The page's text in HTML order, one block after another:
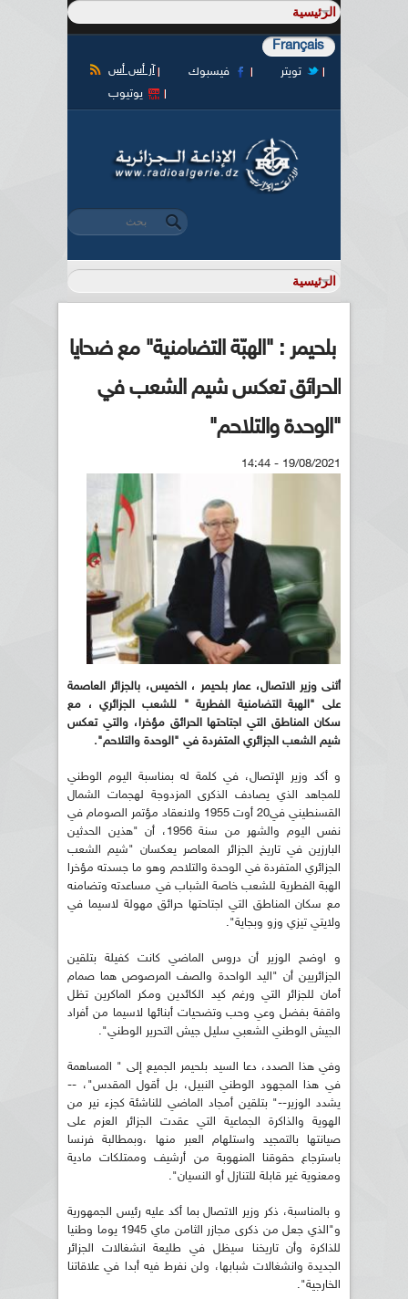
Français
آر أس أس فيسبوك
تويتر
يوتيوب
استمارة البحث
‏بحث ‏
بلحيمر : "الهبّة التضامنية" مع ضحايا
الحرائق تعكس شيم الشعب في
"الوحدة والتلاحم"
19/08/2021 - 14:44
أثنى وزير الاتصال، عمار بلحيمر ، الخميس، بالجزائر العاصمة
على "الهبة التضامنية الفطرية " للشعب الجزائري ، مع
سكان المناطق التي اجتاحتها الحرائق مؤخرا، والتي تعكس
شيم الشعب الجزائري المتفردة في "الوحدة والتلاحم".
و أكد وزير الإتصال، في كلمة له بمناسبة اليوم الوطني
للمجاهد الذي يصادف الذكرى المزدوجة لهجمات الشمال
القسنطيني في20 أوت 1955 ولانعقاد مؤتمر الصومام في
نفس اليوم والشهر من سنة 1956، أن "هذين الحدثين
البارزين في تاريخ الجزائر المعاصر يعكسان "شيم الشعب
الجزائري المتفردة في الوحدة والتلاحم وهو ما جسدته مؤخرا
الهبة الفطرية للشعب خاصة الشباب في مساعدته وتضامنه
مع سكان المناطق التي اجتاحتها حرائق مهولة لاسيما في
ولايتي تيزي وزو وبجاية".
و اوضح الوزير أن دروس الماضي كانت كفيلة بتلقين
الجزائريين أن "اليد الواحدة والصف المرصوص هما صمام
أمان للجزائر التي ورغم كيد الكائدين ومكر الماكرين تظل
واقفة بفضل وعي وحب وتضحيات أبنائها لاسيما من أفراد
الجيش الوطني الشعبي سليل جيش التحرير الوطني".
وفي هذا الصدد، دعا السيد بلحيمر الجميع إلى " المساهمة
في هذا المجهود الوطني النبيل، بل أقول المقدس"، --
يشدد الوزير--" بتلقين أمجاد الماضي للناشئة كجزء نير من
الهوية والذاكرة الجماعية التي عقدت الجزائر العزم على
صيانتها بالتمجيد واستلهام العبر منها ،وبمطالبة فرنسا
باسترجاع حقوقنا المنهوبة من أرشيف وممتلكات مادية
ومعنوية غير قابلة للتنازل أو النسيان".
و بالمناسبة، ذكر وزير الاتصال بما أكد عليه رئيس الجمهورية
و"الذي جعل من ذكرى مجازر الثامن ماي 1945 يوما وطنيا
للذاكرة وأن تاريخنا سيظل في طليعة انشغالات الجزائر
الجديدة وانشغالات شبابها، ولن نفرط فيه أبدا في علاقاتنا
الخارجية".